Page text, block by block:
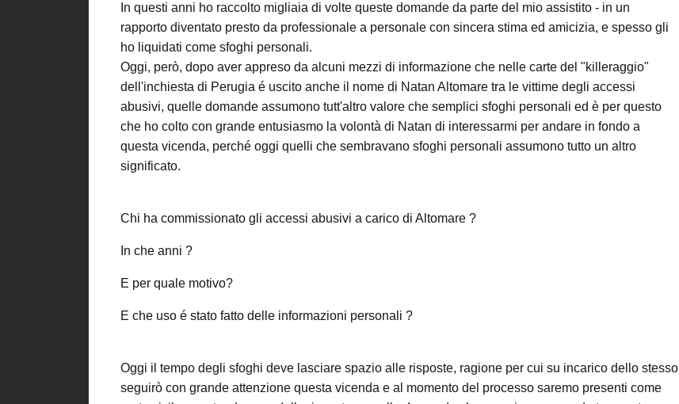
In questi anni ho raccolto migliaia di volte queste domande da parte del mio assistito - in un
rapporto diventato presto da professionale a personale con sincera stima ed amicizia, e spesso gli
ho liquidati come sfoghi personali.
Oggi, però, dopo aver appreso da alcuni mezzi di informazione che nelle carte del "killeraggio"
dell'inchiesta di Perugia é uscito anche il nome di Natan Altomare tra le vittime degli accessi
abusivi, quelle domande assumono tutt'altro valore che semplici sfoghi personali ed è per questo
che ho colto con grande entusiasmo la volontà di Natan di interessarmi per andare in fondo a
questa vicenda, perché oggi quelli che sembravano sfoghi personali assumono tutto un altro
significato.
Chi ha commissionato gli accessi abusivi a carico di Altomare ?
In che anni ?
E per quale motivo?
E che uso é stato fatto delle informazioni personali ?
Oggi il tempo degli sfoghi deve lasciare spazio alle risposte, ragione per cui su incarico dello stesso
seguirò con grande attenzione questa vicenda e al momento del processo saremo presenti come